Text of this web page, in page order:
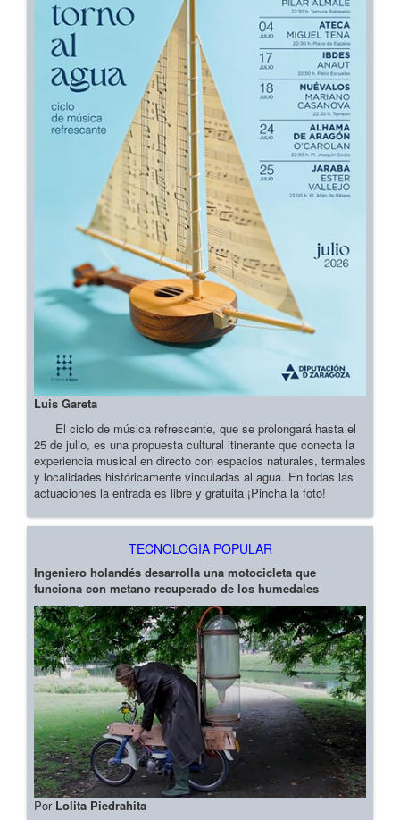
Luis Gareta
El ciclo de música refrescante, que se prolongará hasta el
25 de julio, es una propuesta cultural itinerante que conecta la
experiencia musical en directo con espacios naturales, termales
y localidades históricamente vinculadas al agua. En todas las
actuaciones la entrada es libre y gratuita ¡Pincha la foto!
TECNOLOGIA POPULAR
Ingeniero holandés desarrolla una motocicleta que
funciona con metano recuperado de los humedales
Por Lolita Piedrahita